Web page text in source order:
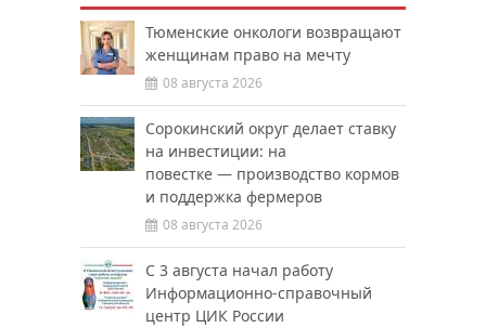
Тюменские онкологи возвращают
женщинам право на мечту
08 августа 2026
Сорокинский округ делает ставку
на инвестиции: на
повестке — производство кормов
и поддержка фермеров
08 августа 2026
С 3 августа начал работу
Информационно-справочный
центр ЦИК России